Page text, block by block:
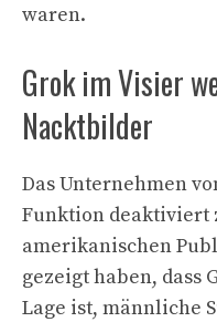
waren.
Grok im Visier
Nacktbilder
Das Unternehmen
Funktion deaktiviert
amerikanischen
gezeigt haben, dass
Lage ist, männliche